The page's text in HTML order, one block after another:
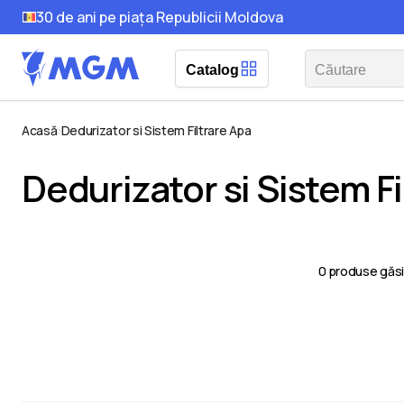
30 de ani pe piața Republicii Moldova
Catalog
Acasă Dedurizator si Sistem Filtrare Apa
Dedurizator si Sistem
0 produse